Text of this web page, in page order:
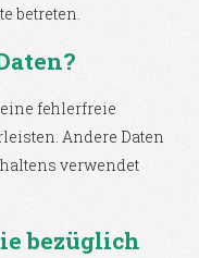
betreten.
fehlerfreie
Andere Daten
verwendet
bezüglich